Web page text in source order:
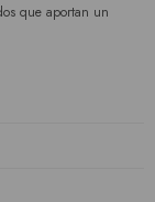
que aportan un